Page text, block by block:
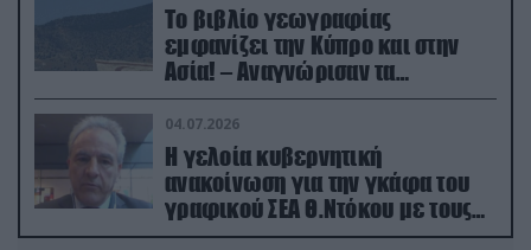
Το βιβλίο γεωγραφίας
εμφανίζει την Κύπρο και στην
Ασία! – Αναγνώρισαν τα
κατεχόμενα; (φωτο)
04.07.2026
Η γελοία κυβερνητική
ανακοίνωση για την γκάφα του
γραφικού ΣΕΑ Θ.Ντόκου με τους
Ρώσους φαρσέρ